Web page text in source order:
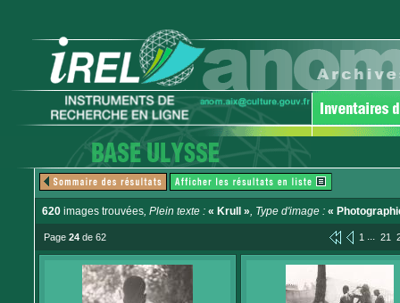
620 images trouvées, Plein texte : « Krull », Type d'image : «
Page 24 de 62 1 ... 21